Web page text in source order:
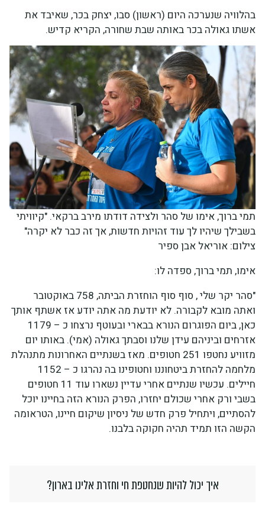
בהלוויה שנערכה היום (ראשון) סבו, יצחק בכר, שאיבד את
אשתו גאולה בכר באותה שבת שחורה, הקריא קדיש.
תמי ברוך, אימו של סהר ולצידה דודתו מירב ברקאי. "קיוויתי
בשבילך שיהיו לך עוד זהויות חדשות, אך זה כבר לא יקרה"
צילום: אוריאל אבן ספיר
אימו, תמי ברוך, ספדה לו:
"סהר יקר שלי , סוף סוף הוחזרת הביתה, 758 באוקטובר
ואתה מובא לקבורה. לא יודעת מה אתה יודע אז אשתף אותך
כאן, ביום הפוגרום הנורא בבארי ובעוטף נרצחו כ – 1179
אזרחים וביניהם עידן שלנו וסבתך גאולה (אמי). באותו יום
מזוויע נחטפו 251 חטופים. מאז בשנתיים האחרונות מתנהלת
מלחמה להחזרת ביטחוננו וחטופינו בה נהרגו כ – 1152
חיילים. עכשיו שנתיים אחרי עדיין נשארו עוד 11 חטופים
בשבי ורק אחרי שכולם יחזרו, הפרק הנורא הזה בחיינו יוכל
להסתיים, ויתחיל פרק חדש של ניסיון שיקום חיינו, הטראומה
הקשה הזו תמיד תהיה חקוקה בלבנו.
איך יכול להיות שנחטפת חי וחזרת אלינו בארון?